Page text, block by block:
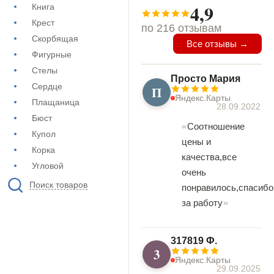
Книга
Крест
Скорбящая
Фигурные
Стелы
Сердце
Плащаница
Бюст
Купол
Корка
Угловой
Поиск товаров
4,9
по 216 отзывам
Все отзывы →
П
Просто Мария
Яндекс.Карты
28.09.2022
Соотношение
цены и
качества,все
очень
понравилось,спасибо
за работу
3
317819 Ф.
Яндекс.Карты
29.09.2025